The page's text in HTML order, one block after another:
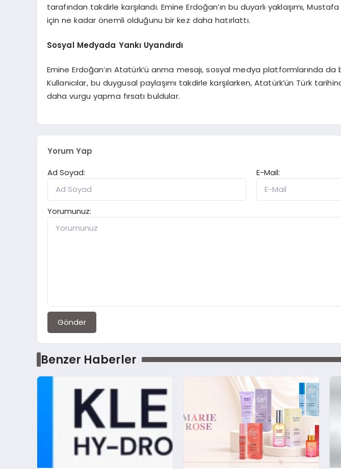
tarafından takdirle karşılandı. Emine Erdoğan’ın bu duyarlı yaklaşımı,
için ne kadar önemli olduğunu bir kez daha hatırlattı.
Sosyal Medyada Yankı Uyandırdı
Emine Erdoğan’ın Atatürk’ü anma mesajı, sosyal medya platformlarında da
Kullanıcılar, bu duygusal paylaşımı takdirle karşılarken, Atatürk’ün Türk
daha vurgu yapma fırsatı buldular.
Yorum Yap
Ad Soyad:
E-Mail:
Yorumunuz:
Gönder
Benzer Haberler